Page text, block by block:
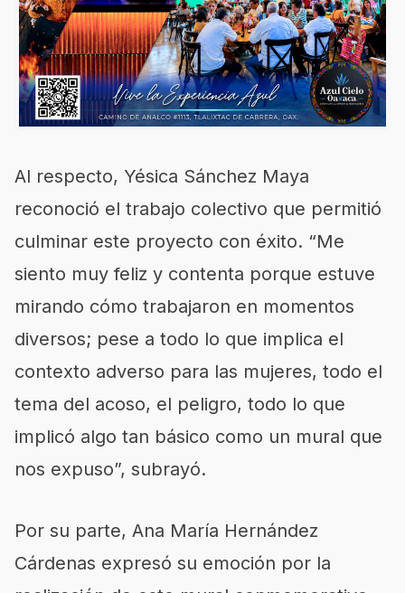
Al respecto, Yésica Sánchez Maya
reconoció el trabajo colectivo que permitió
culminar este proyecto con éxito. “Me
siento muy feliz y contenta porque estuve
mirando cómo trabajaron en momentos
diversos; pese a todo lo que implica el
contexto adverso para las mujeres, todo el
tema del acoso, el peligro, todo lo que
implicó algo tan básico como un mural que
nos expuso”, subrayó.
Por su parte, Ana María Hernández
Cárdenas expresó su emoción por la